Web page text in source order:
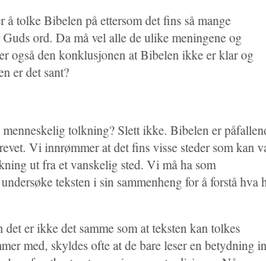
tolke Bibelen på ettersom det fins så mange
ord. Da må vel alle de ulike meningene og
også den konklusjonen at Bibelen ikke er klar og
er det sant?
tolkning? Slett ikke. Bibelen er
Vi innrømmer at det fins visse steder som kan
ut fra et vanskelig sted. Vi må ha som
teksten i sin sammenheng for å forstå hva
er ikke det samme som at teksten kan tolkes
med, skyldes ofte at de bare leser en betydning